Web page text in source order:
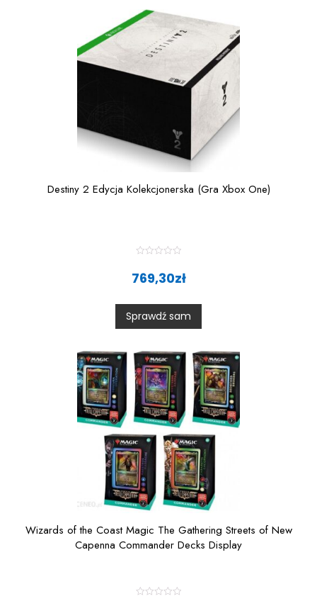
5
Destiny 2 Edycja Kolekcjonerska (Gra Xbox One)
t
0
o
u
t
5
769,30zł
Sprawdź sam
Wizards of the Coast Magic The Gathering Streets of New
Capenna Commander Decks Display